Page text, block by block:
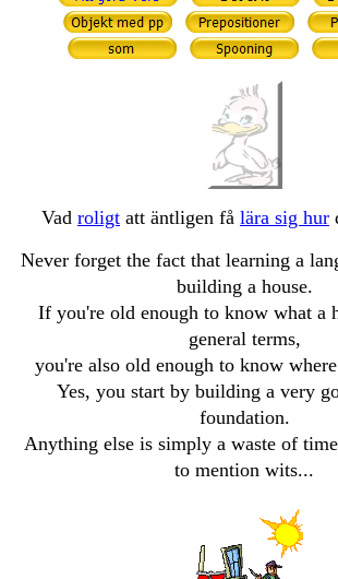
Vad roligt att äntligen få lära sig hur
Never forget the fact that learning a
building a house.
If you're old enough to know what a
general terms,
you're also old enough to know
Yes, you start by building a very
foundation.
Anything else is simply a waste of
to mention wits...